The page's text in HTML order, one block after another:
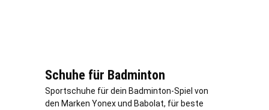
Schuhe für Badminton
Sportschuhe für dein Badminton-Spiel von
den Marken Yonex und Babolat, für beste